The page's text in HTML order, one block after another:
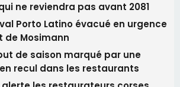
ne reviendra pas avant 2081
Porto Latino évacué en urgence
de Mosimann
de saison marqué par une
recul dans les restaurants